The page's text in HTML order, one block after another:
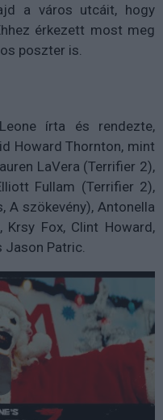
a város utcáit, hogy
érkezett most meg
poszter is.
írta és rendezte,
Howard Thornton, mint
LaVera (Terrifier 2),
Fullam (Terrifier 2),
A szökevény), Antonella
Krsy Fox, Clint Howard,
Jason Patric.